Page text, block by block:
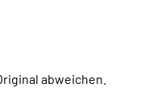
abweichen.